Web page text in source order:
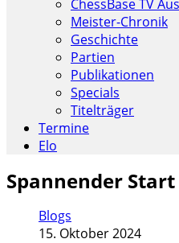
ChessBase TV
Meister-Chronik
Geschichte
Partien
Publikationen
Specials
Titelträger
Termine
Elo
Spannender
Blogs
15. Oktober 2024